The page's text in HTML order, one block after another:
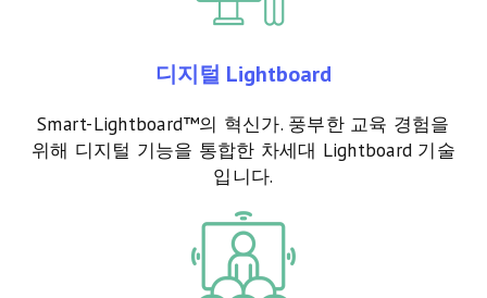
디지털 Lightboard
Smart-Lightboard™의 혁신가. 풍부한 교육 경험을
위해 디지털 기능을 통합한 차세대 Lightboard 기술
입니다.